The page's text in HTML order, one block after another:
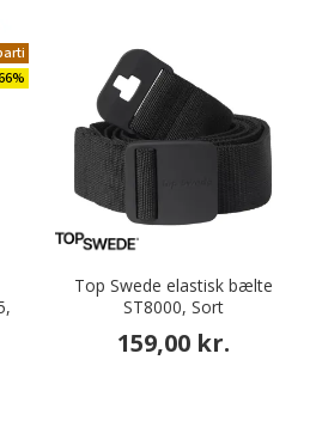
Top Swede elastisk bælte
ST8000, Sort
159,00 kr.